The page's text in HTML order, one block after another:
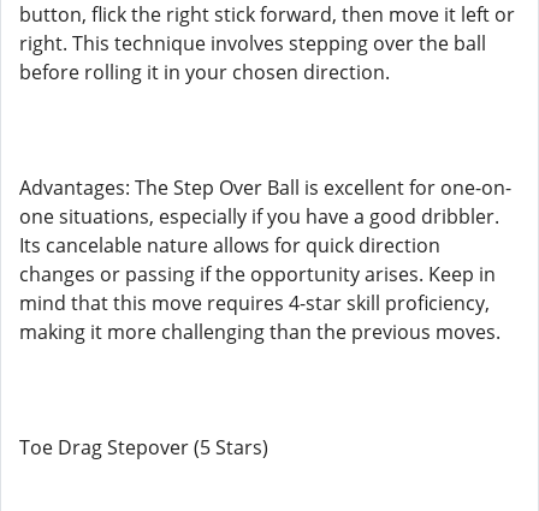
button, flick the right stick forward, then move it left or
right. This technique involves stepping over the ball
before rolling it in your chosen direction.
Advantages: The Step Over Ball is excellent for one-on-
one situations, especially if you have a good dribbler.
Its cancelable nature allows for quick direction
changes or passing if the opportunity arises. Keep in
mind that this move requires 4-star skill proficiency,
making it more challenging than the previous moves.
Toe Drag Stepover (5 Stars)